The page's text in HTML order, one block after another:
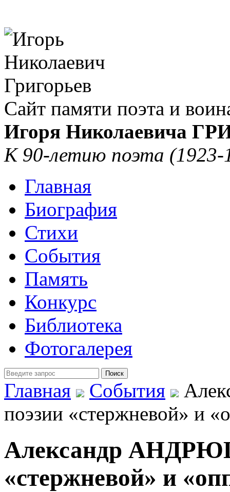
Сайт памяти поэта и
Игоря Николаевича
К 90-летию поэта (1923-
Главная
Биография
Стихи
События
Память
Конкурс
Библиотека
Фотогалерея
Главная
События
поэзии «стержневой» и
Александр
«стержневой» и